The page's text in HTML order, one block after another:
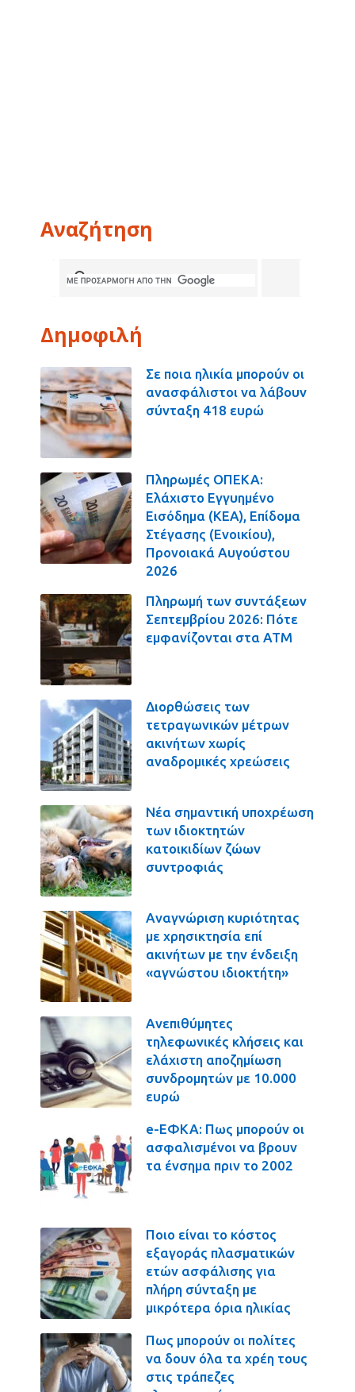
Αναζήτηση
Δημοφιλή
Σε ποια ηλικία μπορούν οι
ανασφάλιστοι να λάβουν
σύνταξη 418 ευρώ
Πληρωμές ΟΠΕΚΑ:
Ελάχιστο Εγγυημένο
Εισόδημα (ΚΕΑ), Επίδομα
Στέγασης (Ενοικίου),
Προνοιακά Αυγούστου
2026
Πληρωμή των συντάξεων
Σεπτεμβρίου 2026: Πότε
εμφανίζονται στα ΑΤΜ
Διορθώσεις των
τετραγωνικών μέτρων
ακινήτων χωρίς
αναδρομικές χρεώσεις
Νέα σημαντική υποχρέωση
των ιδιοκτητών
κατοικιδίων ζώων
συντροφιάς
Αναγνώριση κυριότητας
με χρησικτησία επί
ακινήτων με την ένδειξη
«αγνώστου ιδιοκτήτη»
Ανεπιθύμητες
τηλεφωνικές κλήσεις και
ελάχιστη αποζημίωση
συνδρομητών με 10.000
ευρώ
e-ΕΦΚΑ: Πως μπορούν οι
ασφαλισμένοι να βρουν
τα ένσημα πριν το 2002
Ποιο είναι το κόστος
εξαγοράς πλασματικών
ετών ασφάλισης για
πλήρη σύνταξη με
μικρότερα όρια ηλικίας
Πως μπορούν οι πολίτες
να δουν όλα τα χρέη τους
στις τράπεζες